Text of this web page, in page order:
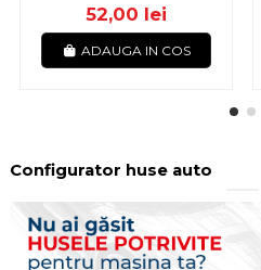
52,00 lei
ADAUGA IN COS
Configurator huse auto